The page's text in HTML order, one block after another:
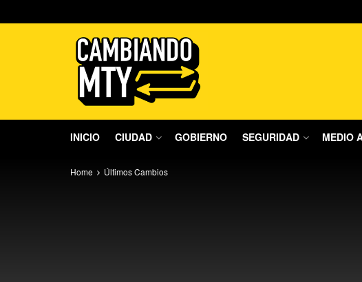
INICIO CIUDAD GOBIERNO SEGURIDAD MEDIO
Home Últimos Cambios